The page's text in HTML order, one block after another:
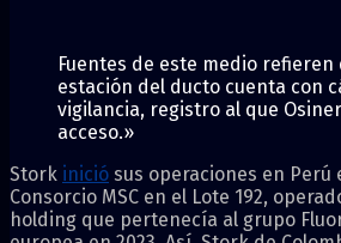
Fuentes de este medio refieren
estación del ducto cuenta con
vigilancia, registro al que
acceso.»
Stork inició sus operaciones en Perú
Consorcio MSC en el Lote 192,
holding que pertenecía al grupo